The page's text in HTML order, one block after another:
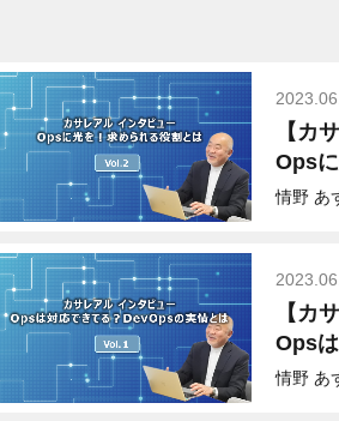
【カ
Ops
情野 あ
【カ
Ops
情野 あ